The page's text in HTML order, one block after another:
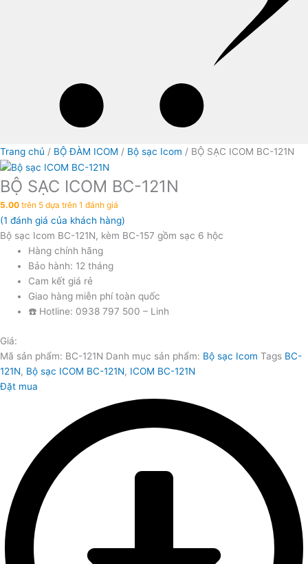
Trang chủ / BỘ ĐÀM ICOM / Bộ sạc Icom / BỘ SẠC ICOM BC-121N
BỘ SẠC ICOM BC-121N
5.00 trên 5 dựa trên 1 đánh giá
(1 đánh giá của khách hàng)
Bộ sạc Icom BC-121N, kèm BC-157 gồm sạc 6 hộc
Hàng chính hãng
Bảo hành: 12 tháng
Cam kết giá rẻ
Giao hàng miễn phí toàn quốc
☎️ Hotline: 0938 797 500 – Linh
Giá:
Mã sản phẩm: BC-121N Danh mục sản phẩm: Bộ sạc Icom Tags BC-
121N, Bộ sạc ICOM BC-121N, ICOM BC-121N
Đặt mua